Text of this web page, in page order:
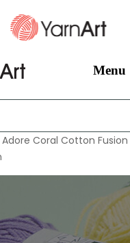
Menu
Adore Coral Cotton Fusion